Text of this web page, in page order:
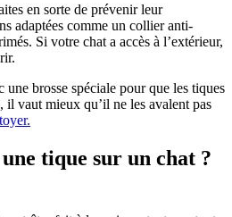
en sorte de prévenir leur
adaptées comme un collier anti-
Si votre chat a accès à l’extérieur,
brosse spéciale pour que les tiques
il vaut mieux qu’il ne les avalent pas
tique sur un chat ?